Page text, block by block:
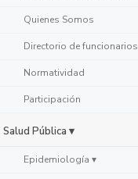
Quienes Somos
Directorio de funcionarios
Normatividad
Participación
Salud Pública ▾
Epidemiología ▾